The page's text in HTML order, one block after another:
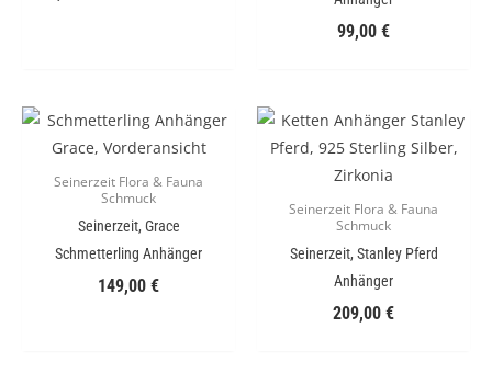
99,00 €
Seinerzeit Flora & Fauna
Schmuck
Seinerzeit, Grace
Schmetterling Anhänger
149,00 €
Seinerzeit Flora & Fauna
Schmuck
Seinerzeit, Stanley Pferd
Anhänger
209,00 €